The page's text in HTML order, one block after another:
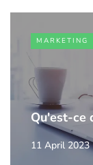
MARKETING
Qu'est-ce
11 April 2023